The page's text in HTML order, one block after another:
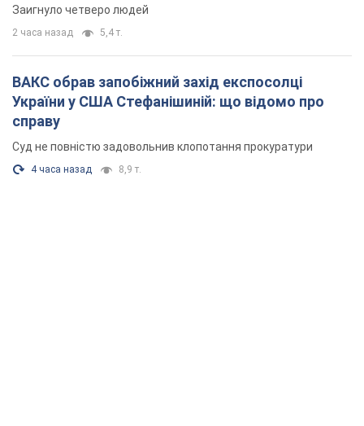
Заигнуло четверо людей
2 часа назад 5,4 т.
ВАКС обрав запобіжний захід експосолці
України у США Стефанішиній: що відомо про
справу
Суд не повністю задовольнив клопотання прокуратури
4 часа назад 8,9 т.